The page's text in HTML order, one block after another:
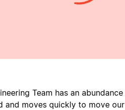
Team has an abundance
and moves quickly to move our